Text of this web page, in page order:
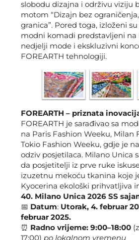
slobodu dizajna i održivu viziju
motom “Dizajn bez
granica”. Pored toga, izloženi
modni komadi predstavljeni na
nedjelji mode i ekskluzivni
FOREARTH tehnologiji.
FOREARTH – priznata
FOREARTH je sarađivao sa
na Paris Fashion Weeku, Milan
Tokio Fashion Weeku, gdje je
odziv posjetilaca. Milano Unica
da posjetitelji iz prve ruke
izuzetnu mekoću tkanina koje
Kyocerina ekološki prihvatljiva
40. Milano Unica 2026 SS
📅 Datum: Utorak, 4. februar
februar 2025.
⏰ Radno vrijeme: 9:00–18:00
17:00) po lokalnom vremenu